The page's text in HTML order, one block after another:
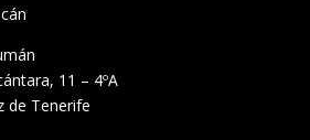
11 – 4ºA
de Tenerife